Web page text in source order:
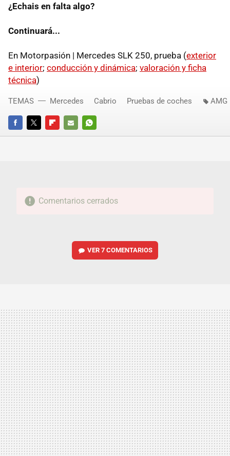
¿Echais en falta algo?
Continuará...
En Motorpasión | Mercedes SLK 250, prueba (exterior
e interior; conducción y dinámica; valoración y ficha
técnica)
FACEBOOKTWITTERFLIPBOARD
E-
WHATSAPP
TEMAS Mercedes Cabrio Pruebas de coches AMG
Comentarios cerrados
VER7 COMENTARIOS